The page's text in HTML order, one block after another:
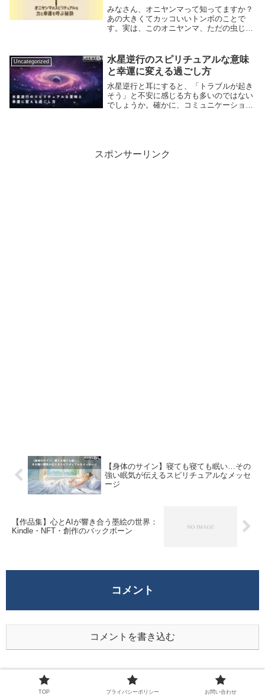
みなさん、オニヤンマって知ってますか？
あの大きくてカッコいいトンボのことで
す。実は、このオニヤンマ、ただの虫じゃ
特別な存在なのです！まさトンボにそんな
深い意味があっ...
Uncategorized
水星逆行のスピリチュアルな意味
と幸運に変える過ごし方
水星逆行と耳にすると、「トラブルが起き
そう」と不安に感じる方も多いのではない
でしょうか。確かに、コミュニケーション
スポンサーリンク
【身体のサイン】寝ても寝ても眠い…その
強い眠気が伝えるスピリチュアルなメッセ
ージ
【作品集】心とAIが響き合う墨絵の世界：
Kindle・NFT・創作のバックボーン
コメント
コメントを書き込む
ホーム
TOP プライバシーポリシー お問い合わせ